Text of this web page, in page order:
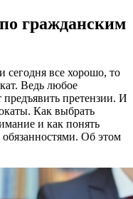
гражданским
сегодня все хорошо, то
Ведь любое
претензии. И
Как выбрать
и как понять
Об этом